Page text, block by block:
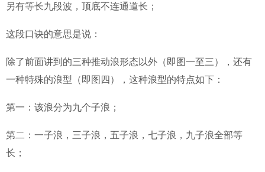
另有等长九段波，顶底不连通道长；
这段口诀的意思是说：
除了前面讲到的三种推动浪形态以外（即图一至三），还有
一种特殊的浪型（即图四），这种浪型的特点如下：
第一：该浪分为九个子浪；
第二：一子浪，三子浪，五子浪，七子浪，九子浪全部等
长；